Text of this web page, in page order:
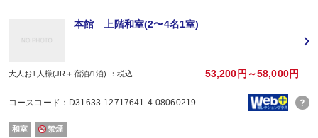
◇アレルギー食材がある場合は、
お気軽に当園までご連絡をお願いいたします。
- - - - - - - - - - - - - - - - - - - - - - - - - - - - - - - - - - - - - - - - - - - - - - - - -
ご予約時に直接施設にご連絡いただくようお願いいたします。
本館 上階和室(2〜4名1室)
大人お1人様(JR＋宿泊/1泊) ：税込 53,200円～58,000円
コースコード：D31633-12717641-4-08060219
和室 禁煙